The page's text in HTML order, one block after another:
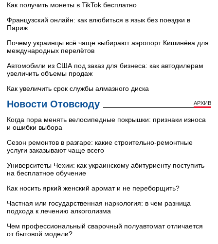
Как получить монеты в TikTok бесплатно
Французский онлайн: как влюбиться в язык без поездки в
Париж
Почему украинцы всё чаще выбирают аэропорт Кишинёва для
международных перелётов
Автомобили из США под заказ для бизнеса: как автодилерам
увеличить объемы продаж
Как увеличить срок службы алмазного диска
Новости Отовсюду АРХИВ
Когда пора менять велосипедные покрышки: признаки износа
и ошибки выбора
Сезон ремонтов в разгаре: какие строительно-ремонтные
услуги заказывают чаще всего
Университеты Чехии: как украинскому абитуриенту поступить
на бесплатное обучение
Как носить яркий женский аромат и не переборщить?
Частная или государственная наркология: в чем разница
подхода к лечению алкоголизма
Чем профессиональный сварочный полуавтомат отличается
от бытовой модели?